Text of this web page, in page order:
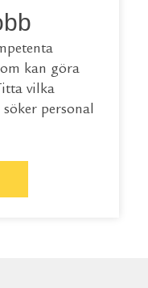
kan göra
vilka
personal